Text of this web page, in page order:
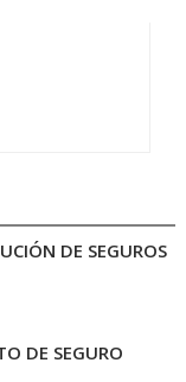
DE SEGUROS
DE SEGURO